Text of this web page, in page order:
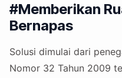
#Memberikan
Bernapas
Solusi dimulai dari
Nomor 32 Tahun 2009